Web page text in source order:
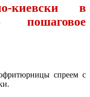
киевски в
пошаговое
спреем с